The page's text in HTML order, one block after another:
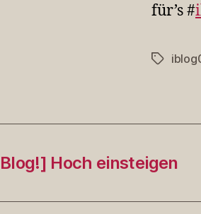
für’s #
Hoch einsteigen